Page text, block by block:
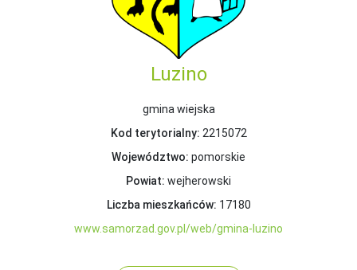
Luzino
gmina wiejska
Kod terytorialny: 2215072
Województwo: pomorskie
Powiat: wejherowski
Liczba mieszkańców: 17180
www.samorzad.gov.pl/web/gmina-luzino